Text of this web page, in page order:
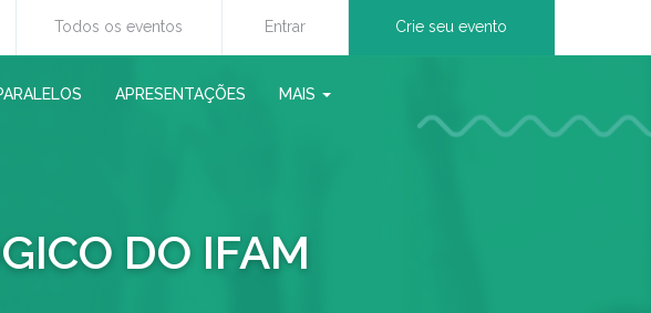
Todos os eventos Entrar Crie seu evento
APRESENTAÇÕES MAIS
DO IFAM